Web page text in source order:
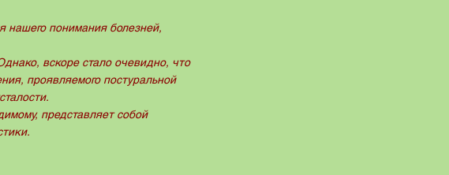
нашего понимания болезней,
вскоре стало очевидно, что
проявляемого постуральной
представляет собой